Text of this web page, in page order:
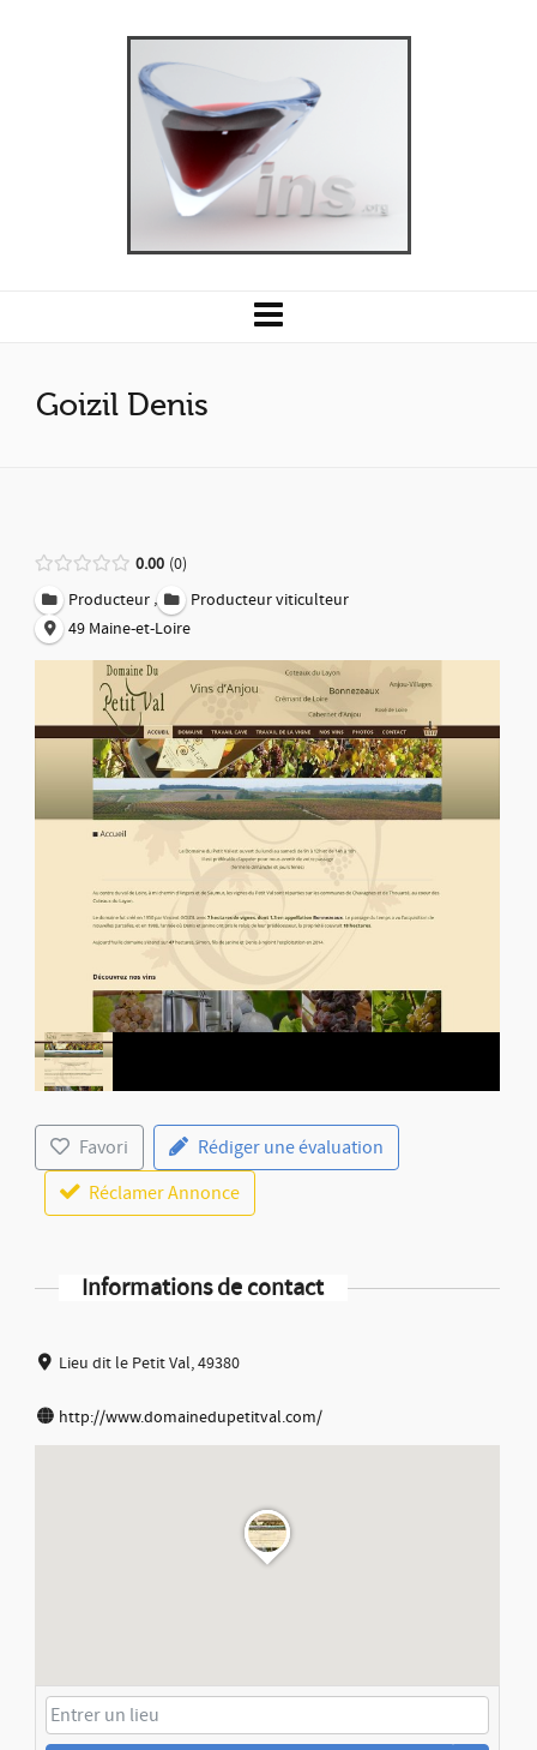
Goizil Denis
0.00 0
Producteur ,
Producteur viticulteur
49 Maine-et-Loire
Favori
Rédiger une évaluation
Réclamer Annonce
Informations de contact
Lieu dit le Petit Val, 49380
http://www.domainedupetitval.com/